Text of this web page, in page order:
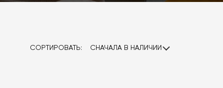
СОРТИРОВАТЬ: СНАЧАЛА В НАЛИЧИИ